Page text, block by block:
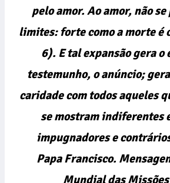
pelo amor. Ao amor, não
limites: forte como a morte é
6). E tal expansão gera o
testemunho, o anúncio;
caridade com todos aqueles
se mostram indiferentes
impugnadores e
Papa Francisco.
Mundial das